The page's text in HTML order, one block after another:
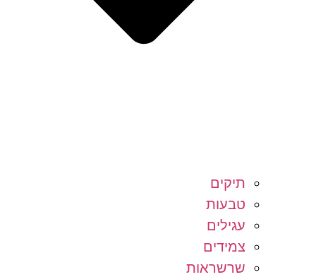
תיקים
טבעות
עגילים
צמידים
שרשראות